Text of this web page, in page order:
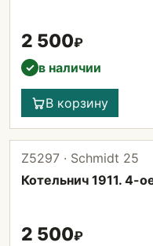
2 500₽
✓ в наличии
В корзину
Z5297 · Schmidt 25
Котельнич 1911. 4-
2 500₽